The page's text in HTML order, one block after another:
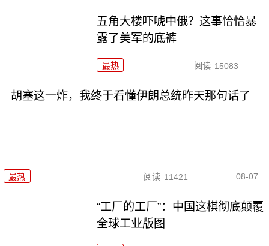
五角大楼吓唬中俄？这事恰恰暴
露了美军的底裤
最热 阅读 15083
胡塞这一炸，我终于看懂伊朗总统昨天那句话了
最热 阅读 11421 08-07
“工厂的工厂”：中国这棋彻底颠覆
全球工业版图